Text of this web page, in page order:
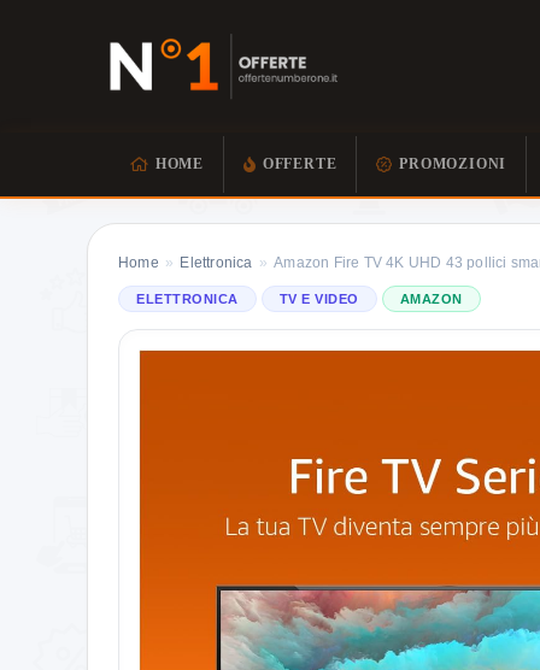
HOME OFFERTE PROMOZIONI
Home » Elettronica » Amazon Fire TV 4K UHD 43 pollici
ELETTRONICA TV E VIDEO AMAZON